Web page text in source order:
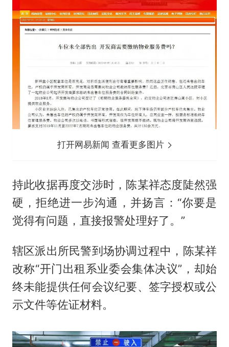
打开网易新闻 查看更多图片
持此收据再度交涉时，陈某祥态度陡然强
硬，拒绝进一步沟通，并扬言：“你要是
觉得有问题，直接报警处理好了。”
辖区派出所民警到场协调过程中，陈某祥
改称“开门出租系业委会集体决议”，却始
终未能提供任何会议纪要、签字授权或公
示文件等佐证材料。